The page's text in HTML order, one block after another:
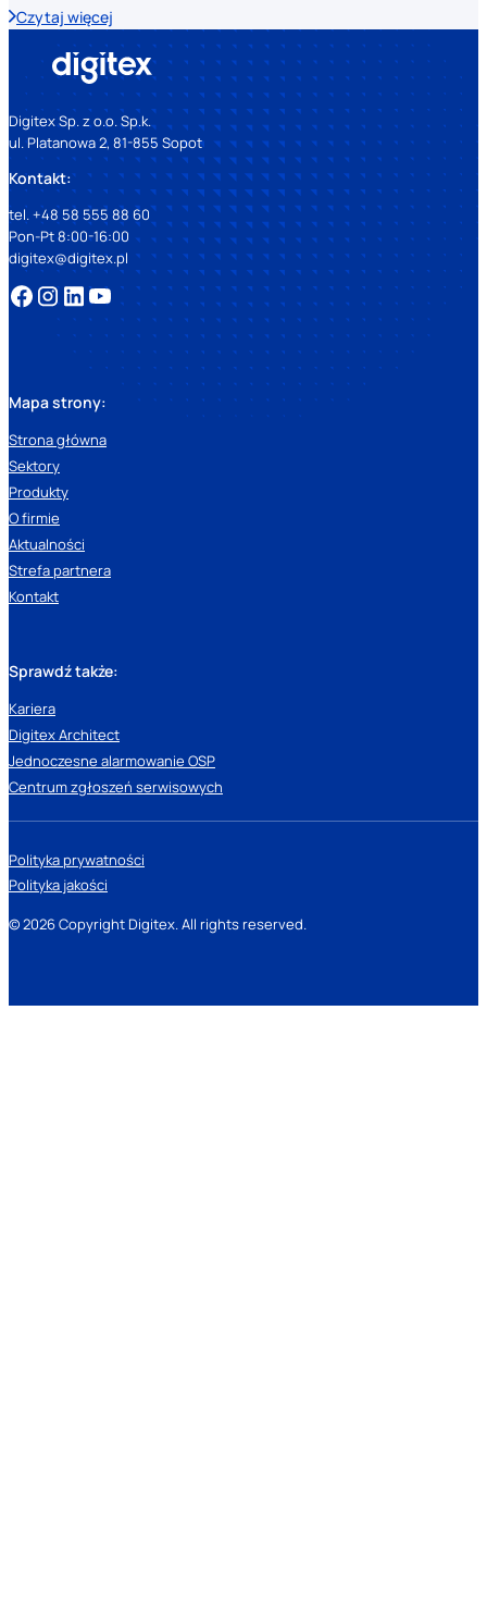
Czytaj więcej
Digitex Sp. z o.o. Sp.k.
ul. Platanowa 2, 81-855 Sopot
Kontakt:
tel. +48 58 555 88 60
Pon-Pt 8:00-16:00
digitex@digitex.pl
Mapa strony:
Strona główna
Sektory
Produkty
O firmie
Aktualności
Strefa partnera
Kontakt
Sprawdź także:
Kariera
Digitex Architect
Jednoczesne alarmowanie OSP
Centrum zgłoszeń serwisowych
© 2026 Copyright Digitex. All rights reserved.
Polityka prywatności
Polityka jakości